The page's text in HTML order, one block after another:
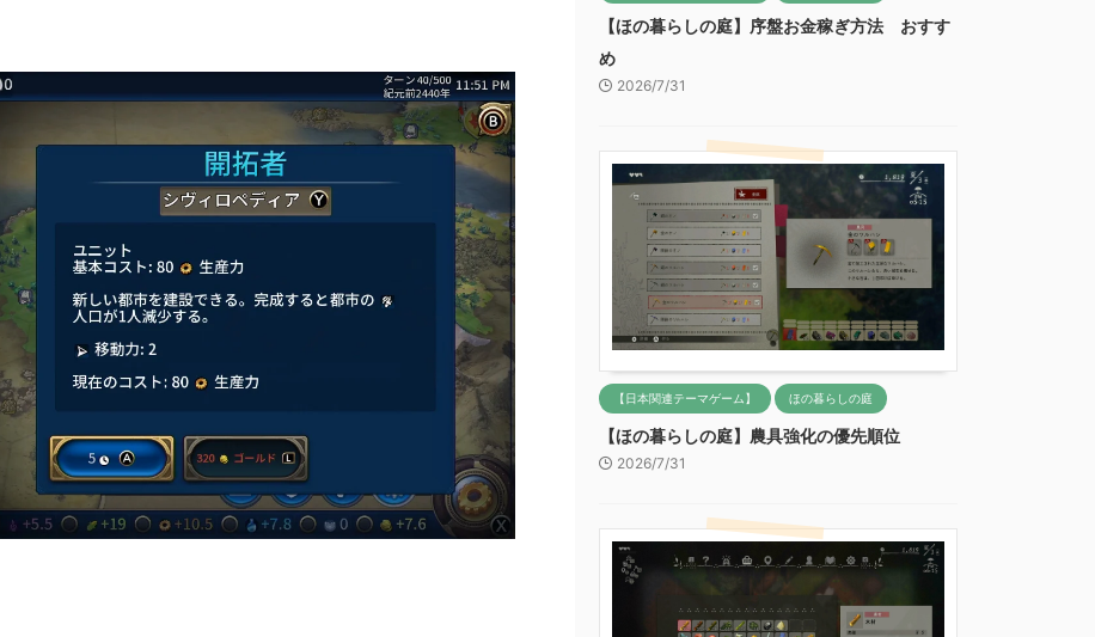
【ほの暮らしの庭】序盤お金稼ぎ方法 おすす
め
2026/7/31
【日本関連テーマゲーム】 ほの暮らしの庭
【ほの暮らしの庭】農具強化の優先順位
2026/7/31